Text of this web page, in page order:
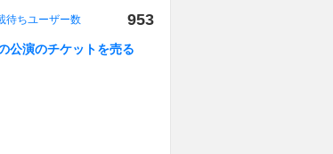
待ちユーザー数 953
公演のチケットを売る